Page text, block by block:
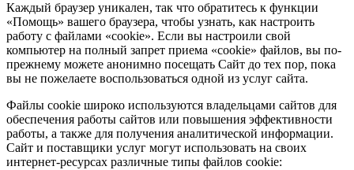
Каждый браузер уникален, так что обратитесь к функции
«Помощь» вашего браузера, чтобы узнать, как настроить
работу с файлами «cookie». Если вы настроили свой
компьютер на полный запрет приема «cookie» файлов, вы по-
прежнему можете анонимно посещать Сайт до тех пор, пока
вы не пожелаете воспользоваться одной из услуг сайта.
Файлы cookie широко используются владельцами сайтов для
обеспечения работы сайтов или повышения эффективности
работы, а также для получения аналитической информации.
Сайт и поставщики услуг могут использовать на своих
интернет-ресурсах различные типы файлов cookie: